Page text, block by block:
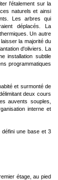
l’étalement sur la
naturels et ainsi
Les arbres qui
déplacés. La
Un autre
la majorité du
d'oliviers. La
installation subtile
programmatiques
et surmonté de
deux cours
auvents souples,
interne et
une base et 3
étage, au pied